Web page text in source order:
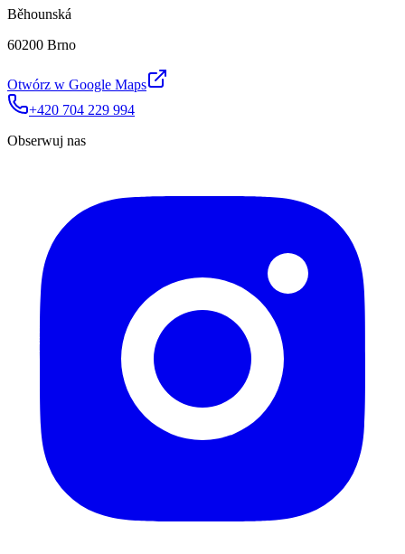
Běhounská
60200 Brno
Otwórz w Google Maps
+420 704 229 994
Obserwuj nas